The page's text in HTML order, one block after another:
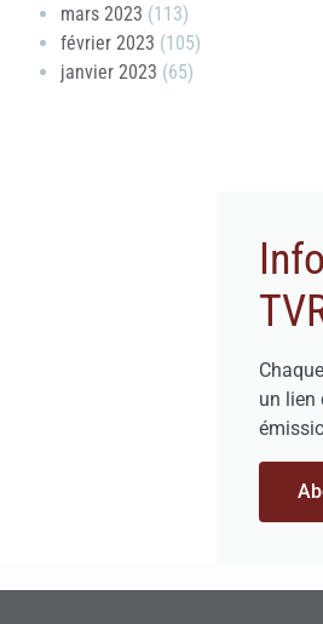
mars 2023 (113)
février 2023 (105)
janvier 2023 (65)
un lien